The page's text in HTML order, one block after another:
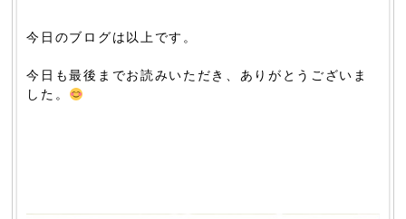
今日のブログは以上です。
今日も最後までお読みいただき、ありがとうございま
した。